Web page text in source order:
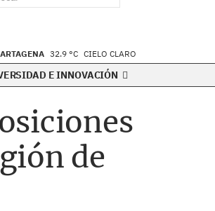
32.9 °C CIELO CLARO
E INNOVACIÓN
de